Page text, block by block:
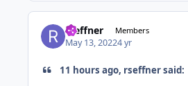
rseffner Members
May 13, 20224 yr
11 hours ago, rseffner said: